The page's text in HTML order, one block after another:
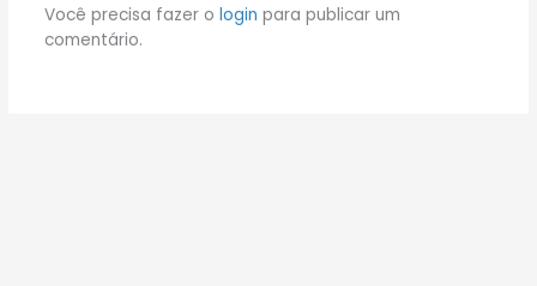
Você precisa fazer o login para publicar um
comentário.